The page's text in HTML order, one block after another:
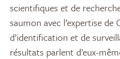
scientifiques et de
saumon avec l’expertise de
d’identification et de
résultats parlent d’eux-